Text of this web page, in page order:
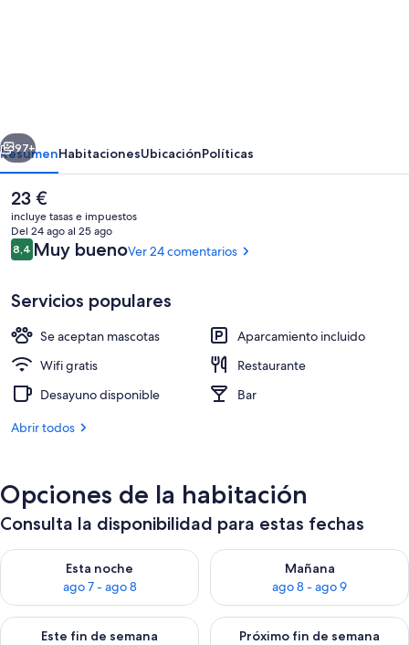
Habitación clásica (in the Forest ) |
Siguiente
97+
ResumenHabitacionesUbicaciónPolíticas
El
precio
actual
es
de
23 €
incluye tasas e impuestos
Del 24 ago al 25 ago
Comentarios
8,48,4 de 10
Muy buenoVer 24 comentarios
Servicios populares
Se aceptan mascotas
Aparcamiento incluido
Wifi gratis
Restaurante
Desayuno disponible
Bar
Abrir todos
Opciones de la habitación
Consulta la disponibilidad para estas fechas
Esta noche
ago 7 - ago 8
Consulta la disponibilidad para esta noche, ago 7 - ago 8
Mañana
ago 8 - ago 9
Consulta la disponibilidad
Este fin de semana
Consulta la disponibilidad para este fin de semana, ago 7 -
Próximo fin de semana
Consulta la disponibilidad